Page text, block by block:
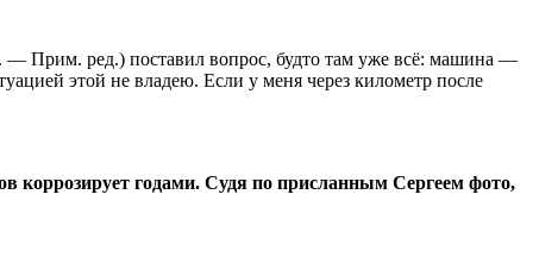
— Прим. ред.) поставил вопрос, будто там уже всё: машина —
этой не владею. Если у меня через километр после
коррозирует годами. Судя по присланным Сергеем фото,